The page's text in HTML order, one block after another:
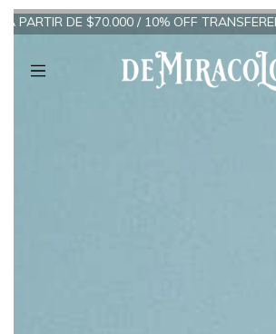
DE $70.000 / 10% OFF TRANSFERENCIA